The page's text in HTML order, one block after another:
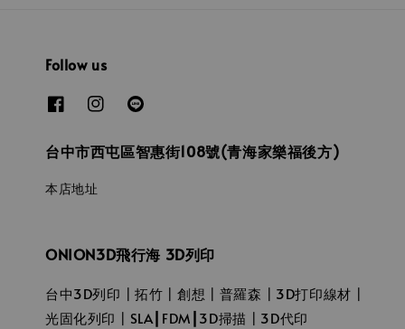
Follow us
台中市西屯區智惠街108號(青海家樂福後方)
本店地址
ONION3D飛行海 3D列印
台中3D列印┃拓竹┃創想┃普羅森┃3D打印線材┃
光固化列印┃SLA┃FDM┃3D掃描┃3D代印